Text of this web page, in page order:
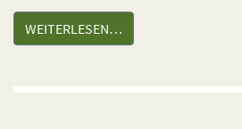
WEITERLESEN…